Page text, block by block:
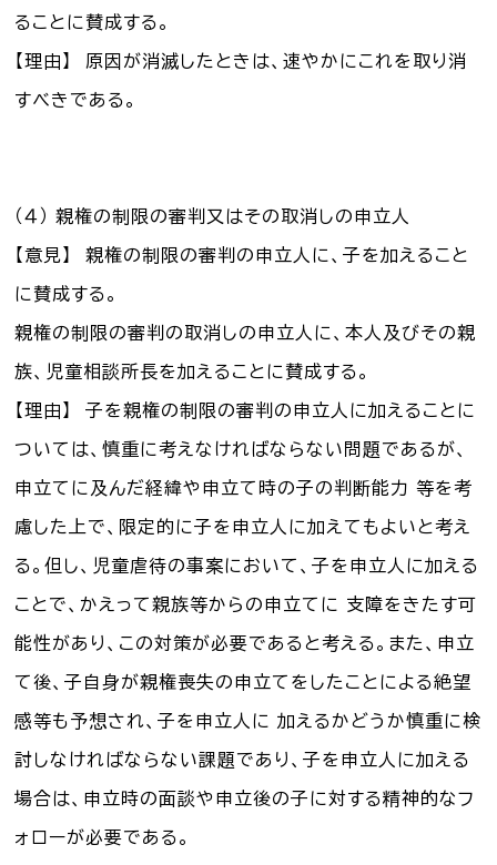
ることに賛成する。
【理由】 原因が消滅したときは、速やかにこれを取り消
すべきである。
（４） 親権の制限の審判又はその取消しの申立人
【意見】 親権の制限の審判の申立人に、子を加えること
に賛成する。
親権の制限の審判の取消しの申立人に、本人及びその親
族、児童相談所長を加えることに賛成する。
【理由】 子を親権の制限の審判の申立人に加えることに
ついては、慎重に考えなければならない問題であるが、
申立てに及んだ経緯や申立て時の子の判断能力 等を考
慮した上で、限定的に子を申立人に加えてもよいと考え
る。但し、児童虐待の事案において、子を申立人に加える
ことで、かえって親族等からの申立てに 支障をきたす可
能性があり、この対策が必要であると考える。また、申立
て後、子自身が親権喪失の申立てをしたことによる絶望
感等も予想され、子を申立人に 加えるかどうか慎重に検
討しなければならない課題であり、子を申立人に加える
場合は、申立時の面談や申立後の子に対する精神的なフ
ォローが必要である。